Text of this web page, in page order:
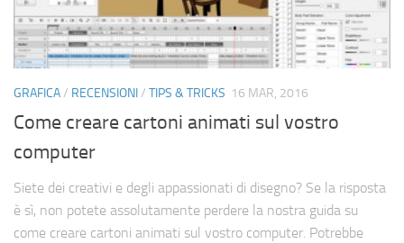
Contact Us
Privacy
Cerca
GRAFICA/ RECENSIONI/ TIPS & TRICKS 16 MAR, 2016
Come creare cartoni animati sul vostro
computer
Siete dei creativi e degli appassionati di disegno? Se la risposta
è sì, non potete assolutamente perdere la nostra guida su
come creare cartoni animati sul vostro computer. Potrebbe